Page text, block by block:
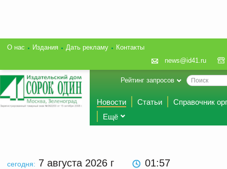
О нас Издания Дать рекламу
Контакты
news@id41.ru
Рейтинг запросов
Новости Статьи
Справочник
Ещё
сегодня: 7 августа 2026 г 01:57